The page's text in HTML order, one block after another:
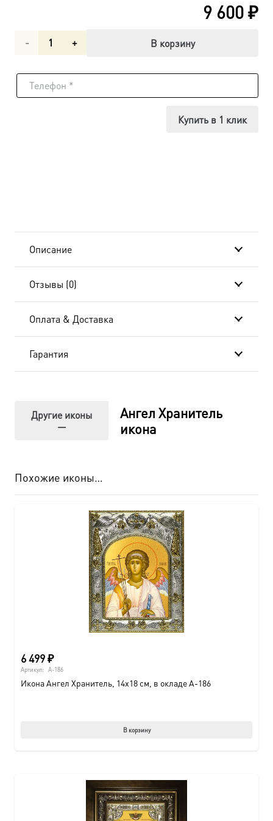
9 600₽
Количество
Икона
20x24
AK-
186
В корзину
Купить в 1 клик
Описание
Отзывы (0)
Оплата & Доставка
Гарантия
Другие иконы
—
Ангел Хранитель
икона
Похожие иконы…
6 499₽
Артикул: A-186
Икона Ангел Хранитель, 14х18 см, в окладе A-186
В корзину